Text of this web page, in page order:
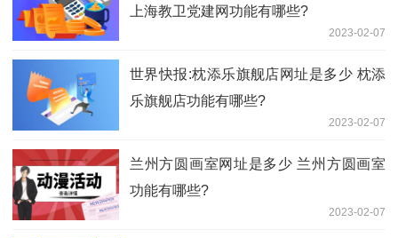
上海教卫党建网功能有哪些?
2023-02-07
世界快报:枕添乐旗舰店网址是多少 枕添
乐旗舰店功能有哪些?
2023-02-07
兰州方圆画室网址是多少 兰州方圆画室
功能有哪些?
2023-02-07